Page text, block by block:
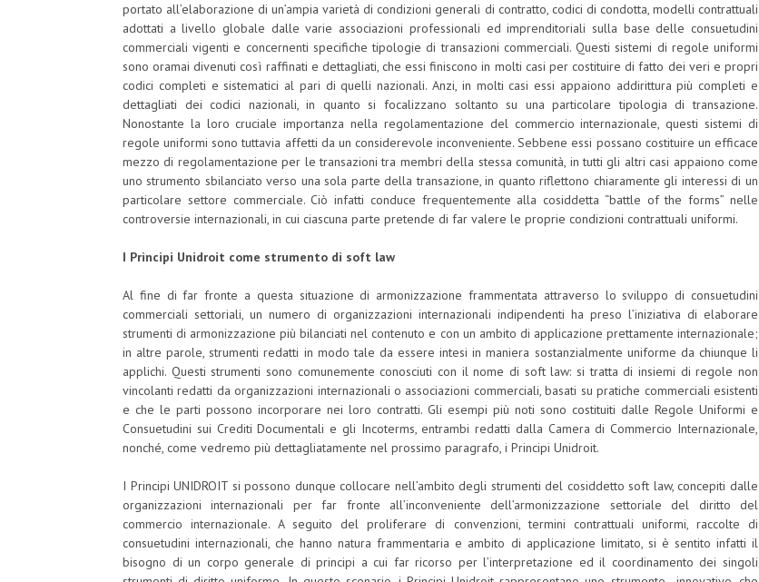
portato all’elaborazione di un’ampia varietà di condizioni generali di contratto, codici di condotta, modelli contrattuali
adottati a livello globale dalle varie associazioni professionali ed imprenditoriali sulla base delle consuetudini
commerciali vigenti e concernenti specifiche tipologie di transazioni commerciali. Questi sistemi di regole uniformi
sono oramai divenuti così raffinati e dettagliati, che essi finiscono in molti casi per costituire di fatto dei veri e propri
codici completi e sistematici al pari di quelli nazionali. Anzi, in molti casi essi appaiono addirittura più completi e
dettagliati dei codici nazionali, in quanto si focalizzano soltanto su una particolare tipologia di transazione.
Nonostante la loro cruciale importanza nella regolamentazione del commercio internazionale, questi sistemi di
regole uniformi sono tuttavia affetti da un considerevole inconveniente. Sebbene essi possano costituire un efficace
mezzo di regolamentazione per le transazioni tra membri della stessa comunità, in tutti gli altri casi appaiono come
uno strumento sbilanciato verso una sola parte della transazione, in quanto riflettono chiaramente gli interessi di un
particolare settore commerciale. Ciò infatti conduce frequentemente alla cosiddetta “battle of the forms” nelle
controversie internazionali, in cui ciascuna parte pretende di far valere le proprie condizioni contrattuali uniformi.
I Principi Unidroit come strumento di soft law
Al fine di far fronte a questa situazione di armonizzazione frammentata attraverso lo sviluppo di consuetudini
commerciali settoriali, un numero di organizzazioni internazionali indipendenti ha preso l’iniziativa di elaborare
strumenti di armonizzazione più bilanciati nel contenuto e con un ambito di applicazione prettamente internazionale;
in altre parole, strumenti redatti in modo tale da essere intesi in maniera sostanzialmente uniforme da chiunque li
applichi. Questi strumenti sono comunemente conosciuti con il nome di soft law: si tratta di insiemi di regole non
vincolanti redatti da organizzazioni internazionali o associazioni commerciali, basati su pratiche commerciali esistenti
e che le parti possono incorporare nei loro contratti. Gli esempi più noti sono costituiti dalle Regole Uniformi e
Consuetudini sui Crediti Documentali e gli Incoterms, entrambi redatti dalla Camera di Commercio Internazionale,
nonché, come vedremo più dettagliatamente nel prossimo paragrafo, i Principi Unidroit.
I Principi UNIDROIT si possono dunque collocare nell’ambito degli strumenti del cosiddetto soft law, concepiti dalle
organizzazioni internazionali per far fronte all’inconveniente dell’armonizzazione settoriale del diritto del
commercio internazionale. A seguito del proliferare di convenzioni, termini contrattuali uniformi, raccolte di
consuetudini internazionali, che hanno natura frammentaria e ambito di applicazione limitato, si è sentito infatti il
bisogno di un corpo generale di principi a cui far ricorso per l’interpretazione ed il coordinamento dei singoli